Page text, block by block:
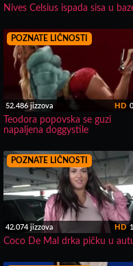
Nives Celsius ispada sisa u
POZNATE LIČNOSTI
52.486 jizzova HD
Teodora popovska se guzi
napaljena doggystile
POZNATE LIČNOSTI
42.074 jizzova HD
Coco De Mal drka pičku u